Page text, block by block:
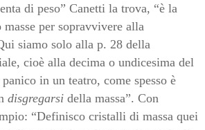
di peso” Canetti la trova, “è la
per sopravvivere alla
siamo solo alla p. 28 della
cioè alla decima o undicesima del
in un teatro, come spesso è
disgregarsi della massa”. Con
“Definisco cristalli di massa quei